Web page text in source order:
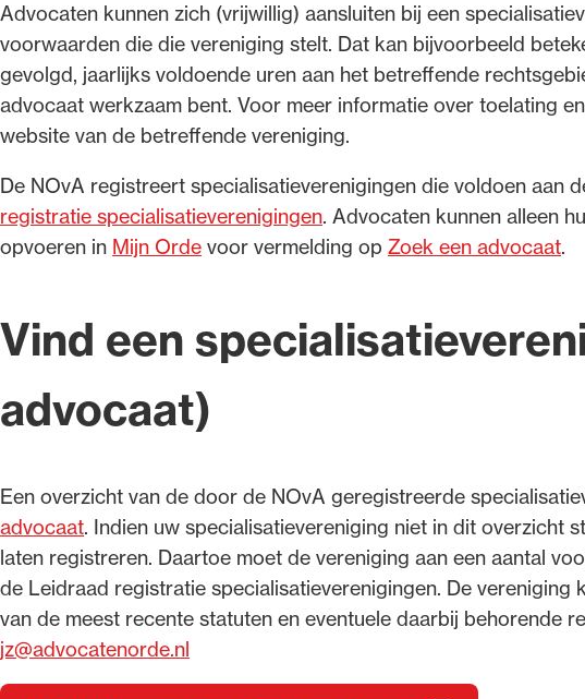
Advocaten kunnen zich (vrijwillig) aansluiten bij een
voorwaarden die die vereniging stelt. Dat kan bijvoorbeeld
gevolgd, jaarlijks voldoende uren aan het betreffende
advocaat werkzaam bent. Voor meer informatie over toelating
website van de betreffende vereniging.
De NOvA registreert specialisatieverenigingen die voldoen aan
registratie specialisatieverenigingen. Advocaten kunnen alleen
opvoeren in Mijn Orde voor vermelding opZoek een advocaat.
Vind een
advocaat)
Een overzicht van de door de NOvA geregistreerde
advocaat. Indien uw specialisatievereniging niet in dit overzicht
laten registreren. Daartoe moet de vereniging aan een aantal
de Leidraad registratie specialisatieverenigingen. De vereniging
van de meest recente statuten en eventuele daarbij behorende
jz@advocatenorde.nl